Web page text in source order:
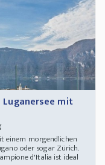
mit
einem morgendlichen
oder sogar Zürich.
d'Italia ist ideal